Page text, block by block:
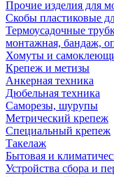
Прочие изделия для
Скобы пластиковые
Термоусадочные
монтажная, бандаж,
Хомуты и
Крепеж и метизы
Анкерная техника
Дюбельная техника
Саморезы, шурупы
Метрический крепеж
Специальный крепеж
Такелаж
Бытовая и
Устройства сбора и